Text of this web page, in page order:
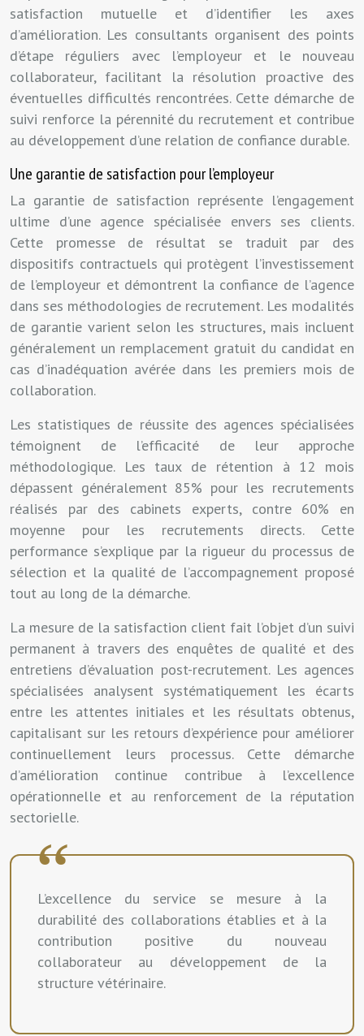
satisfaction mutuelle et d’identifier les axes
d’amélioration. Les consultants organisent des points
d’étape réguliers avec l’employeur et le nouveau
collaborateur, facilitant la résolution proactive des
éventuelles difficultés rencontrées. Cette démarche de
suivi renforce la pérennité du recrutement et contribue
au développement d’une relation de confiance durable.
Une garantie de satisfaction pour l’employeur
La garantie de satisfaction représente l’engagement
ultime d’une agence spécialisée envers ses clients.
Cette promesse de résultat se traduit par des
dispositifs contractuels qui protègent l’investissement
de l’employeur et démontrent la confiance de l’agence
dans ses méthodologies de recrutement. Les modalités
de garantie varient selon les structures, mais incluent
généralement un remplacement gratuit du candidat en
cas d’inadéquation avérée dans les premiers mois de
collaboration.
Les statistiques de réussite des agences spécialisées
témoignent de l’efficacité de leur approche
méthodologique. Les taux de rétention à 12 mois
dépassent généralement 85% pour les recrutements
réalisés par des cabinets experts, contre 60% en
moyenne pour les recrutements directs. Cette
performance s’explique par la rigueur du processus de
sélection et la qualité de l’accompagnement proposé
tout au long de la démarche.
La mesure de la satisfaction client fait l’objet d’un suivi
permanent à travers des enquêtes de qualité et des
entretiens d’évaluation post-recrutement. Les agences
spécialisées analysent systématiquement les écarts
entre les attentes initiales et les résultats obtenus,
capitalisant sur les retours d’expérience pour améliorer
continuellement leurs processus. Cette démarche
d’amélioration continue contribue à l’excellence
opérationnelle et au renforcement de la réputation
sectorielle.
L’excellence du service se mesure à la
durabilité des collaborations établies et à la
contribution positive du nouveau
collaborateur au développement de la
structure vétérinaire.